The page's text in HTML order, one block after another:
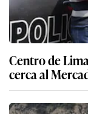
Centro de
cerca al